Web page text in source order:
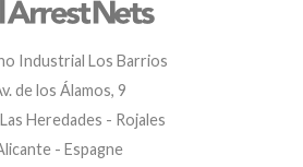
Industrial Los Barrios
de los Álamos, 9
Heredades - Rojales
- Espagne